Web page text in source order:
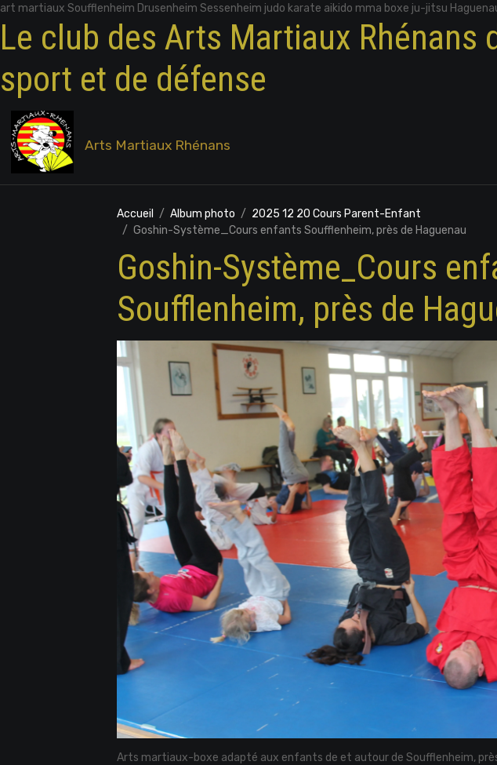
art martiaux Soufflenheim Drusenheim Sessenheim judo karate aikido mma boxe ju-jitsu
Le club des Arts Martiaux
sport et de défense
Arts Martiaux Rhénans
Accueil Album photo
2025 12 20 Cours Parent-Enfant
Goshin-Système_Cours enfants Soufflenheim, près de Haguenau
Goshin-Système_Cours
Soufflenheim, près de
Arts martiaux-boxe adapté aux enfants de et autour de Soufflenheim,